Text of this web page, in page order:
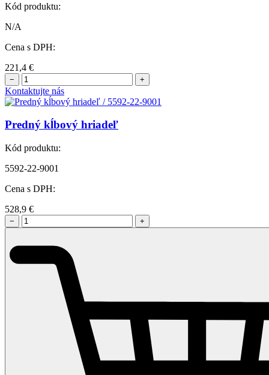
Kód produktu:
N/A
Cena s DPH:
221,4 €
− +
Kontaktujte nás
Predný kĺbový hriadeľ
Kód produktu:
5592-22-9001
Cena s DPH:
528,9 €
− +